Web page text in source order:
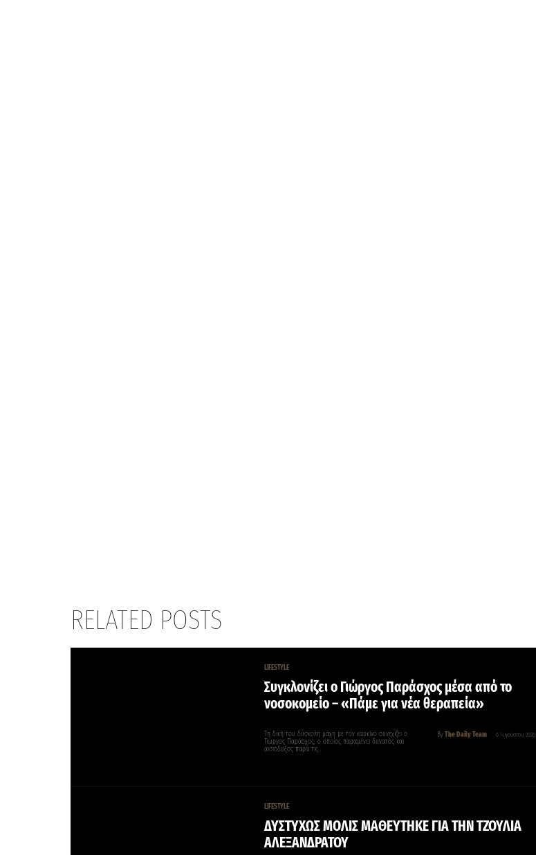
RELATED POSTS
LIFESTYLE
Συγκλονίζει ο Γιώργος Παράσχος μέσα από το
νοσοκομείο – «Πάμε για νέα θεραπεία»
ByThe Daily Team 6 Αυγούστου, 2026
Τη δική του δύσκολη μάχη με τον καρκίνο συνεχίζει ο
Γιώργος Παράσχος, ο οποίος παραμένει δυνατός και
αισιόδοξος παρά τις…
LIFESTYLE
ΔΥΣΤΥΧΩΣ ΜΟΛΙΣ ΜΑΘΕΥΤΗΚΕ ΓΙΑ ΤΗΝ ΤΖΟΥΛΙΑ
ΑΛΕΞΑΝΔΡΑΤΟΥ